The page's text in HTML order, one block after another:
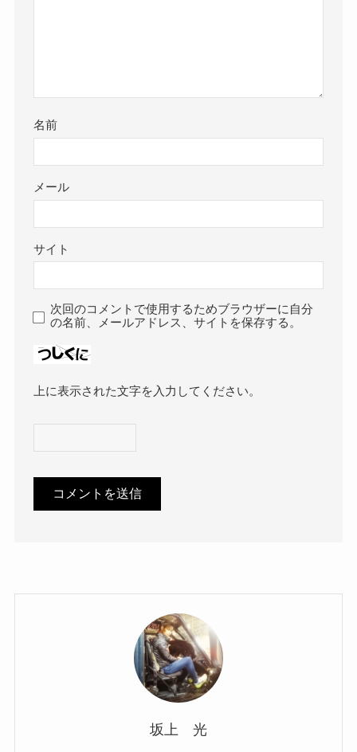
名前
メール
サイト
次回のコメントで使用するためブラウザーに自分
の名前、メールアドレス、サイトを保存する。
上に表示された文字を入力してください。
坂上 光